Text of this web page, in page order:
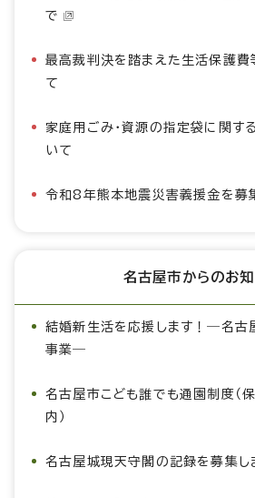
で
最高裁判決を踏まえた生活保護費
て
家庭用ごみ・資源の指定袋に関す
いて
令和8年熊本地震災害義援金を募
名古屋市からのお
結婚新生活を応援します！―名古
事業―
名古屋市こども誰でも通園制度（
内）
名古屋城現天守閣の記録を募集し